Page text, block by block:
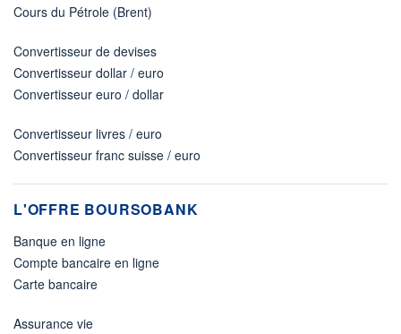
Cours du Pétrole (Brent)
Convertisseur de devises
Convertisseur dollar / euro
Convertisseur euro / dollar
Convertisseur livres / euro
Convertisseur franc suisse / euro
L'OFFRE BOURSOBANK
Banque en ligne
Compte bancaire en ligne
Carte bancaire
Assurance vie